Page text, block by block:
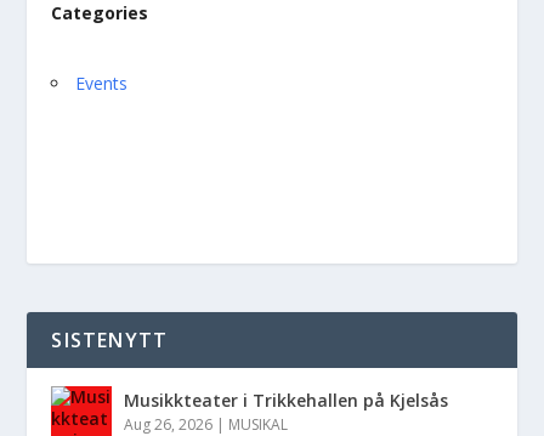
Categories
Events
SISTENYTT
Musikkteater i Trikkehallen på Kjelsås
Aug 26, 2026 | MUSIKAL